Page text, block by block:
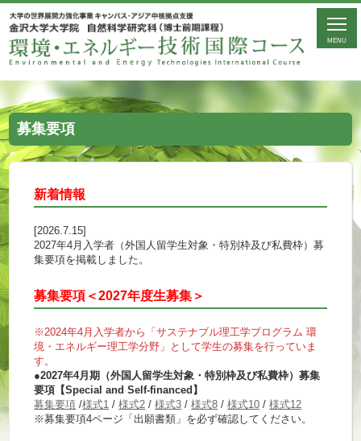
MENU
募集要項
新着情報
[2026.7.15]
2027年4月入学者（外国人留学生対象・特別枠及び私費枠）募
集要項を掲載しました。
募集要項＜2027年度生募集＞
※2024年4月入学者から「サステナブル理工学プログラム 環
境・エネルギー理工学分野」として学生の募集を行っていま
す。
●2027年4月期 （外国人留学生対象・特別枠及び私費枠）募集
要項【Special and Self-financed】
募集要項 /様式1 /様式2 /様式3 /様式8 /様式10 /様式12
※募集要項4ページ「出願書類」を必ず確認してください。